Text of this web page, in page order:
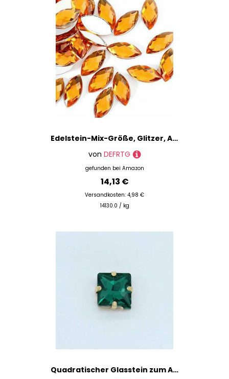
Edelstein-Mix-Größe, Glitzer, Acryl, Pferdeauge, nicht Hotfix-Strasssteine für Nägel, Kristalle, Perlen, Strasssteine für Kleider, Nagelkunst, Steine, Orange, 3 x 6 mm, 100 Stück
von DEFRTG
gefunden bei Amazon
14,13 €
Versandkosten: 4,98 €
14130.0 / kg
Quadratischer Glasstein zum Aufnähen in allen Größen, flache Rückseite, zum Aufnähen auf Kristall-Strasssteine, Kupferfassung, Verzierung für Hochzeitskleid, Erinite, 10 mm, 12 Stück